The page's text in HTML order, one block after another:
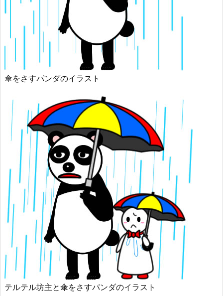
傘をさすパンダのイラスト
テルテル坊主と傘をさすパンダのイラスト